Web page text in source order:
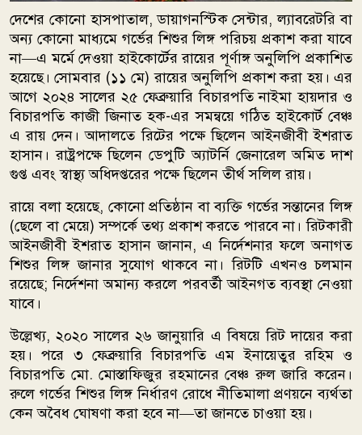
দেশের কোনো হাসপাতাল, ডায়াগনস্টিক সেন্টার, ল্যাবরেটরি বা
অন্য কোনো মাধ্যমে গর্ভের শিশুর লিঙ্গ পরিচয় প্রকাশ করা যাবে
না—এ মর্মে দেওয়া হাইকোর্টের রায়ের পূর্ণাঙ্গ অনুলিপি প্রকাশিত
হয়েছে। সোমবার (১১ মে) রায়ের অনুলিপি প্রকাশ করা হয়। এর
আগে ২০২৪ সালের ২৫ ফেব্রুয়ারি বিচারপতিনাইমা হায়দারও
বিচারপতিকাজী জিনাত হক-এর সমন্বয়ে গঠিত হাইকোর্ট বেঞ্চ
এ রায় দেন। আদালতে রিটের পক্ষে ছিলেন আইনজীবীইশরাত
হাসান। রাষ্ট্রপক্ষে ছিলেন ডেপুটি অ্যাটর্নি জেনারেলঅমিত দাশ
গুপ্ত এবং স্বাস্থ্য অধিদপ্তরের পক্ষে ছিলেনতীর্থ সলিল রায়।
রায়ে বলা হয়েছে, কোনো প্রতিষ্ঠান বা ব্যক্তি গর্ভের সন্তানের লিঙ্গ
(ছেলে বা মেয়ে) সম্পর্কে তথ্য প্রকাশ করতে পারবে না। রিটকারী
আইনজীবী ইশরাত হাসান জানান, এ নির্দেশনার ফলে অনাগত
শিশুর লিঙ্গ জানার সুযোগ থাকবে না। রিটটি এখনও চলমান
রয়েছে; নির্দেশনা অমান্য করলে পরবর্তী আইনগত ব্যবস্থা নেওয়া
যাবে।
উল্লেখ্য, ২০২০ সালের ২৬ জানুয়ারি এ বিষয়ে রিট দায়ের করা
হয়। পরে ৩ ফেব্রুয়ারি বিচারপতি এম ইনায়েতুর রহিম ও
বিচারপতি মো. মোস্তাফিজুর রহমানের বেঞ্চ রুল জারি করেন।
রুলে গর্ভের শিশুর লিঙ্গ নির্ধারণ রোধে নীতিমালা প্রণয়নে ব্যর্থতা
কেন অবৈধ ঘোষণা করা হবে না—তা জানতে চাওয়া হয়।